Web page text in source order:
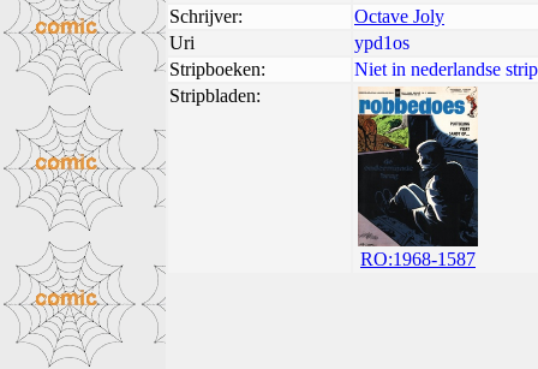
Schrijver:
Octave Joly
Uri
ypd1os
Stripboeken:
Niet in nederlandse
Stripbladen:
RO:1968-1587